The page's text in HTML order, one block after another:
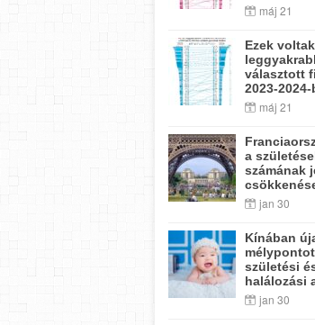
máj 21
Ezek
választott
2023-2024-
máj 21
a
számának
jan 30
Kínában
születési
halálozási
jan 30